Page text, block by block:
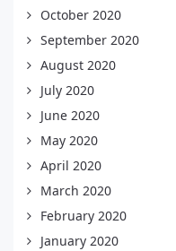
October 2020
September 2020
August 2020
July 2020
June 2020
May 2020
April 2020
March 2020
February 2020
January 2020